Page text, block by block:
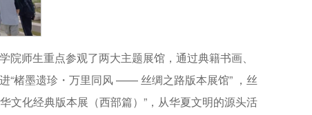
师生重点参观了两大主题展馆，通过典籍书画、
“楮墨遗珍・万里同风 —— 丝绸之路版本展馆” ，丝
化经典版本展（西部篇）”，从华夏文明的源头活